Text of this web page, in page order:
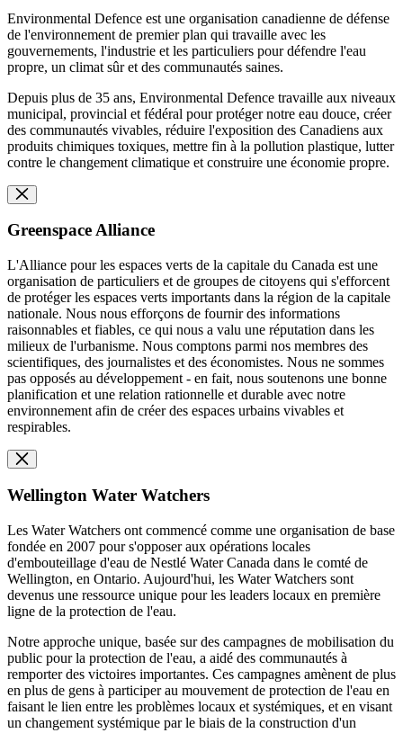
Environmental Defence est une organisation canadienne de défense
de l'environnement de premier plan qui travaille avec les
gouvernements, l'industrie et les particuliers pour défendre l'eau
propre, un climat sûr et des communautés saines.
Depuis plus de 35 ans, Environmental Defence travaille aux niveaux
municipal, provincial et fédéral pour protéger notre eau douce, créer
des communautés vivables, réduire l'exposition des Canadiens aux
produits chimiques toxiques, mettre fin à la pollution plastique, lutter
contre le changement climatique et construire une économie propre.
Greenspace Alliance
L'Alliance pour les espaces verts de la capitale du Canada est une
organisation de particuliers et de groupes de citoyens qui s'efforcent
de protéger les espaces verts importants dans la région de la capitale
nationale. Nous nous efforçons de fournir des informations
raisonnables et fiables, ce qui nous a valu une réputation dans les
milieux de l'urbanisme. Nous comptons parmi nos membres des
scientifiques, des journalistes et des économistes. Nous ne sommes
pas opposés au développement - en fait, nous soutenons une bonne
planification et une relation rationnelle et durable avec notre
environnement afin de créer des espaces urbains vivables et
respirables.
Wellington Water Watchers
Les Water Watchers ont commencé comme une organisation de base
fondée en 2007 pour s'opposer aux opérations locales
d'embouteillage d'eau de Nestlé Water Canada dans le comté de
Wellington, en Ontario. Aujourd'hui, les Water Watchers sont
devenus une ressource unique pour les leaders locaux en première
ligne de la protection de l'eau.
Notre approche unique, basée sur des campagnes de mobilisation du
public pour la protection de l'eau, a aidé des communautés à
remporter des victoires importantes. Ces campagnes amènent de plus
en plus de gens à participer au mouvement de protection de l'eau en
faisant le lien entre les problèmes locaux et systémiques, et en visant
un changement systémique par le biais de la construction d'un